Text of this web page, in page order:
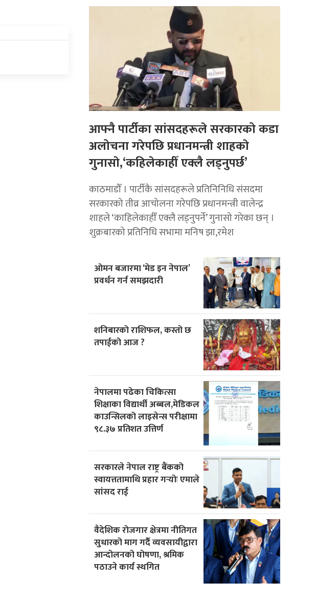
आफ्नै पार्टीका सांसदहरूले सरकारको कडा
अलोचना गरेपछि प्रधानमन्त्री शाहकाे
गुनासाे,‘कहिलेकाहीँ एक्लै लड्नुपर्छ’
काठमाडौँ । पार्टीकै सांसदहरूले प्रतिनिनिधि संसदमा
सरकारको तीव्र आचोलना गरेपछि प्रधानमन्त्री वालेन्द्र
शाहले ‘काहिलेकाहीँ एक्लै लड्नुपर्ने’ गुनासो गरेका छन् ।
शुक्रबारको प्रतिनिधि सभामा मनिष झा,रमेश
ओमन बजारमा ‘मेड इन नेपाल’
प्रवर्धन गर्न समझदारी
शनिबारको राशिफल, कस्तो छ
तपाईको आज ?
नेपालमा पढेका चिकित्सा
शिक्षाका विद्यार्थी अब्बल,मेडिकल
काउन्सिलको लाइसेन्स परीक्षामा
९८.३७ प्रतिशत उत्तिर्ण
सरकारले नेपाल राष्ट्र बैंकको
स्वायत्ततामाथि प्रहार गर्‍योः एमाले
सांसद राई
वैदेशिक रोजगार क्षेत्रमा नीतिगत
सुधारको माग गर्दै व्यवसायीद्वारा
आन्दोलनको घोषणा, श्रमिक
पठाउने कार्य स्थगित